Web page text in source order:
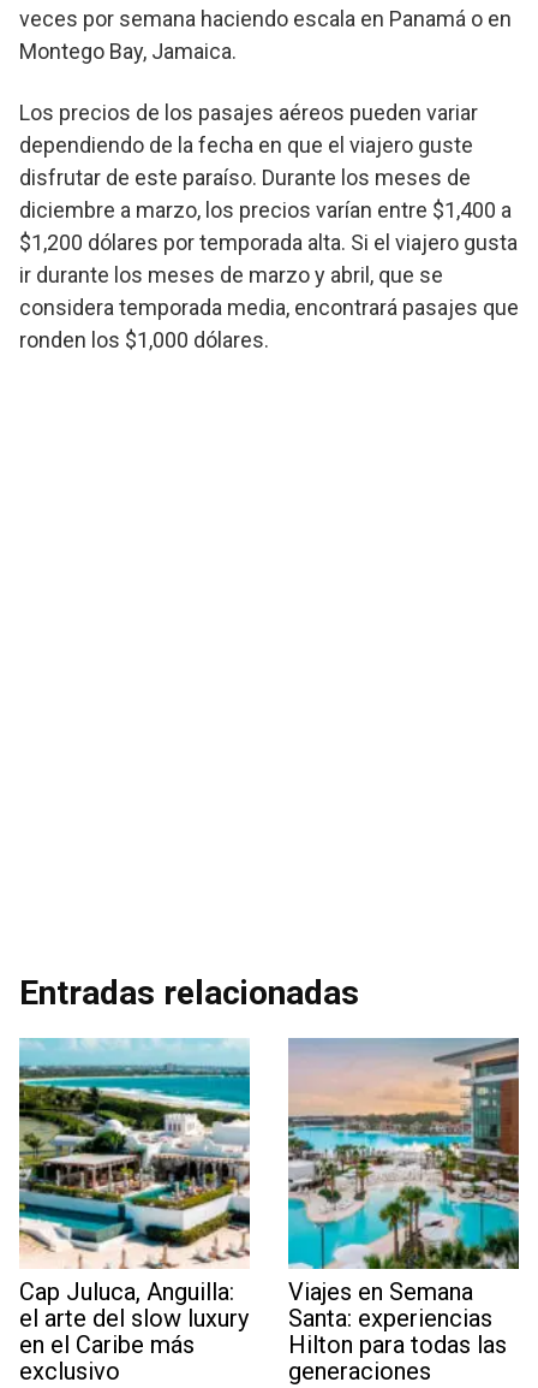
veces por semana haciendo escala en Panamá o en
Montego Bay, Jamaica.
Los precios de los pasajes aéreos pueden variar
dependiendo de la fecha en que el viajero guste
disfrutar de este paraíso. Durante los meses de
diciembre a marzo, los precios varían entre $1,400 a
$1,200 dólares por temporada alta. Si el viajero gusta
ir durante los meses de marzo y abril, que se
considera temporada media, encontrará pasajes que
ronden los $1,000 dólares.
Entradas relacionadas
Cap Juluca, Anguilla:
el arte del slow luxury
en el Caribe más
exclusivo
Viajes en Semana
Santa: experiencias
Hilton para todas las
generaciones